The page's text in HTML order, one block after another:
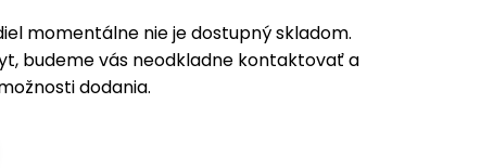
momentálne nie je dostupný skladom.
budeme vás neodkladne kontaktovať a
dodania.